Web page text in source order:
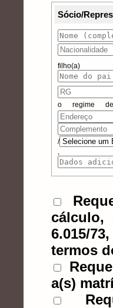
Sócio/
o regime
/
,
cálculo,
6.015/
termos
a(s)